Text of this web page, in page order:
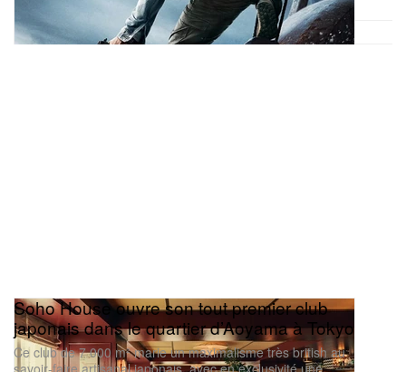
Soho House ouvre son tout premier club
japonais dans le quartier d’Aoyama à Tokyo
Ce club de 7 000 m² marie un maximalisme très british au
savoir‑faire artisanal japonais, avec en exclusivité une